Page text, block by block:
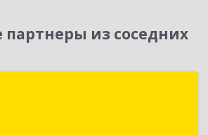
из соседних
край, Ставрополь г, 1